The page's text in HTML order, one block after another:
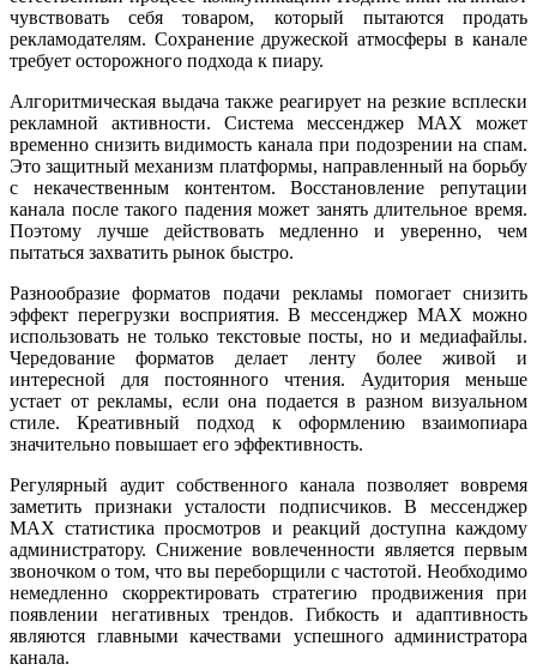
чувствовать себя товаром, который пытаются продать
рекламодателям. Сохранение дружеской атмосферы в канале
требует осторожного подхода к пиару.
Алгоритмическая выдача также реагирует на резкие всплески
рекламной активности. Система мессенджер MAX может
временно снизить видимость канала при подозрении на спам.
Это защитный механизм платформы, направленный на борьбу
с некачественным контентом. Восстановление репутации
канала после такого падения может занять длительное время.
Поэтому лучше действовать медленно и уверенно, чем
пытаться захватить рынок быстро.
Разнообразие форматов подачи рекламы помогает снизить
эффект перегрузки восприятия. В мессенджер MAX можно
использовать не только текстовые посты, но и медиафайлы.
Чередование форматов делает ленту более живой и
интересной для постоянного чтения. Аудитория меньше
устает от рекламы, если она подается в разном визуальном
стиле. Креативный подход к оформлению взаимопиара
значительно повышает его эффективность.
Регулярный аудит собственного канала позволяет вовремя
заметить признаки усталости подписчиков. В мессенджер
MAX статистика просмотров и реакций доступна каждому
администратору. Снижение вовлеченности является первым
звоночком о том, что вы переборщили с частотой. Необходимо
немедленно скорректировать стратегию продвижения при
появлении негативных трендов. Гибкость и адаптивность
являются главными качествами успешного администратора
канала.